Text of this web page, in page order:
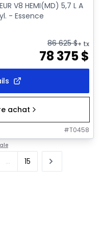
V8 HEMI(MD) 5,7 L A
- Essence
86 625$+ tx
78 375$
achat
#T0458
... 15